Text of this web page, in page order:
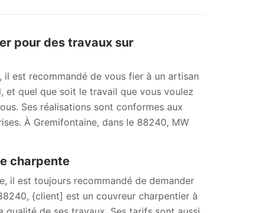
pour des travaux sur
est recommandé de vous fier à un artisan
et quel que soit le travail que vous voulez
Ses réalisations sont conformes aux
À Gremifontaine, dans le 88240, MW
charpente
il est toujours recommandé de demander
{client] est un couvreur charpentier à